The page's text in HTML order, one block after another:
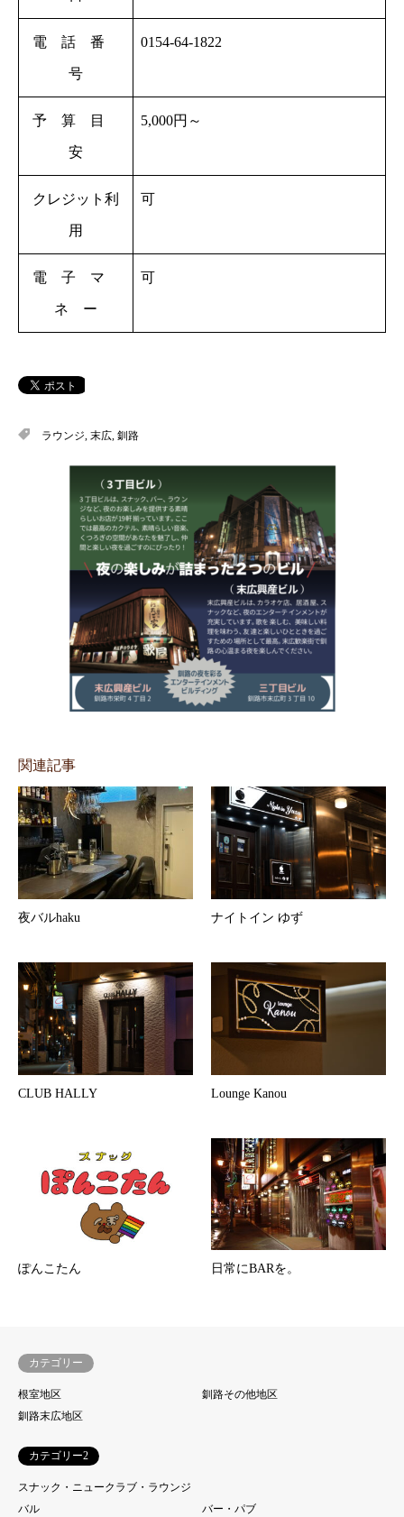
電 話 番
号
0154-64-1822
予 算 目
安
5,000円～
クレジット利
用
可
電 子 マ
ネ ー
可
ラウンジ, 末広, 釧路
関連記事
夜バルhaku ナイトイン ゆず
CLUB HALLY Lounge Kanou
ぽんこたん 日常にBARを。
カテゴリー
根室地区
釧路その他地区
釧路末広地区
カテゴリー2
スナック・ニュークラブ・ラウンジ
バル
バー・パブ